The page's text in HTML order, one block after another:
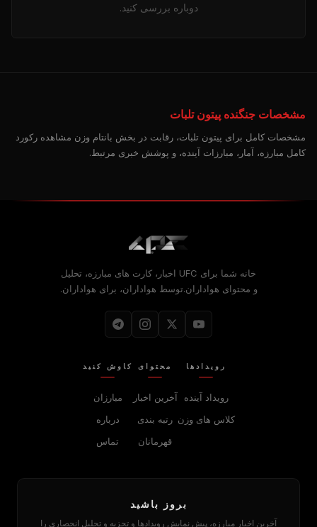
دوباره بررسی کنید.
مشخصات جنگنده پیتون تلبات
مشخصات کامل برای پیتون تلبات، رقابت در بخش بانتام وزن مشاهده رکورد
کامل مبارزه، آمار، مبارزات آینده، و پوشش خبری مرتبط.
خانه شما برای UFC اخبار، کارت های مبارزه، تحلیل
و محتوای هواداران.توسط هواداران، برای هواداران.
رویدادها
رویداد آینده
کلاس های وزن
محتوای
آخرین اخبار
رتبه بندی
قهرمانان
کاوش کنید
مبارزان
درباره
تماس
بروز باشید
آخرین اخبار مبارزه، پیش نمایش رویدادها و تجزیه و تحلیل انحصاری را